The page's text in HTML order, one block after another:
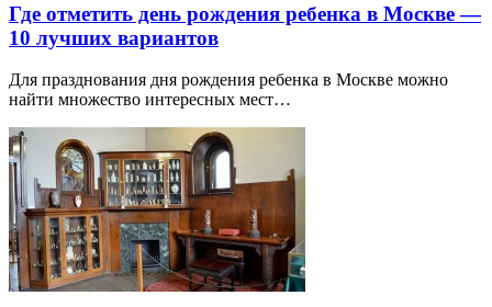
Где отметить день рождения ребенка в Москве —
10 лучших вариантов
Для празднования дня рождения ребенка в Москве можно
найти множество интересных мест…